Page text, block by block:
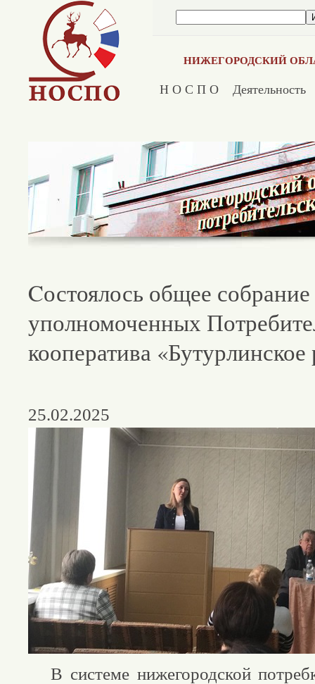
Н О С П О Деятельность
НИЖЕГОРОДСКИЙ
Cостоялось общее собрание
уполномоченных
кооператива
25.02.2025
В системе нижегородской